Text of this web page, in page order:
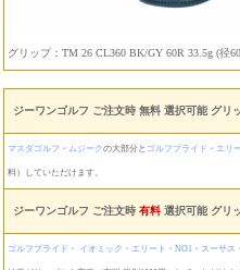
グリップ：TM 26 CL360 BK/GY 60R 33.5g (径
ジーワンゴルフ ご注文時 無料 選択可能 グリ
マスダゴルフ ・ ムジークの大部分と ゴルフプライド ・ エリ
料）していただけます。
ジーワンゴルフ ご注文時 有料 選択可能 グリ
ゴルフプライド ・ イオミック ・ エリート ・ NO1 ・ スーサス ・